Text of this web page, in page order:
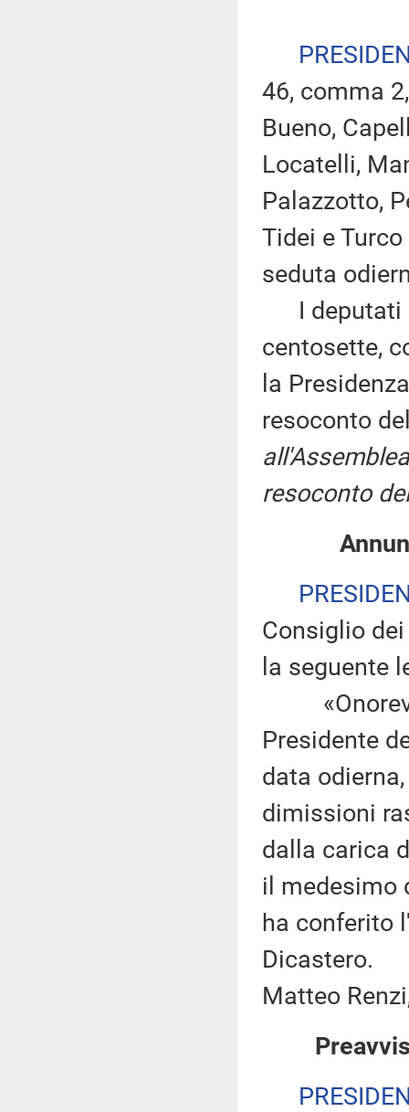
46, comma
Bueno,
Locatelli,
Palazzotto,
Tidei e
seduta
I deputati
centosette,
la
resoconto
resoconto
Consiglio
la seguente
Presidente
data
dimissioni
dalla carica
il medesimo
ha conferito
Dicastero.
Matteo